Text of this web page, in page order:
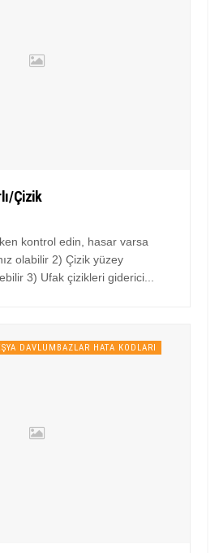
Çizik
kontrol edin, hasar varsa
olabilir 2) Çizik yüzey
3) Ufak çizikleri giderici...
DAVLUMBAZLAR HATA KODLARI